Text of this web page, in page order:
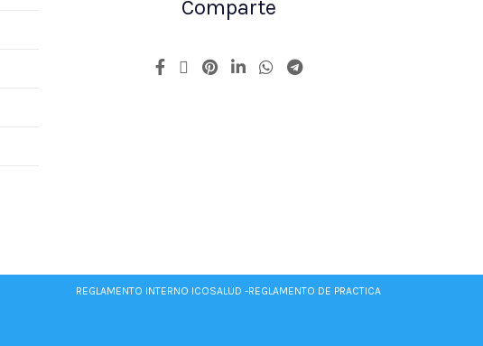
Comparte
REGLAMENTO INTERNO ICOSALUD -REGLAMENTO DE PRACTICA